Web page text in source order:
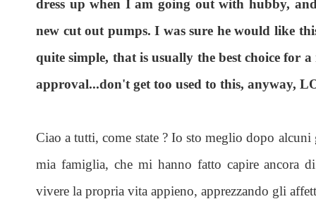
dress up when I am going out with hubby,
new cut out pumps. I was sure he would like
quite simple, that is usually the best choice for
approval...don't get too used to this, anyway,
Ciao a tutti, come state ? Io sto meglio dopo
mia famiglia, che mi hanno fatto capire ancora
vivere la propria vita appieno, apprezzando gli